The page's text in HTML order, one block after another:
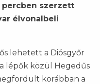
percben szerzett
élvonalbeli
lehetett a Diósgyőr
lépők közül Hegedűs
korábban a